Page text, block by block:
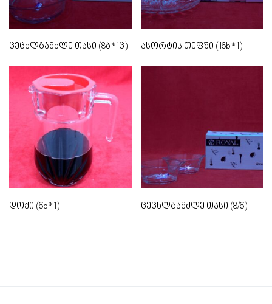
ცეცხლგამძლე თასი (8ბ*1ც) ასორტის თეფში (16b*1)
დოქი (6b*1) ცეცხლგამძლე თასი (8/6)